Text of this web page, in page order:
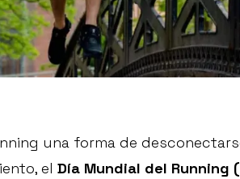
una forma de
el Día Mundial del Running